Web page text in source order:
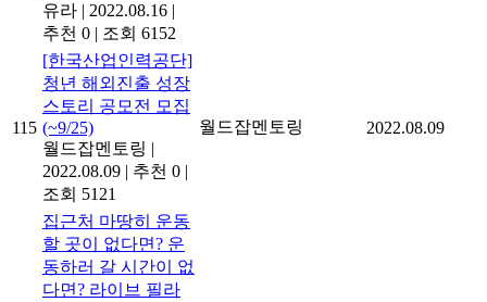
유라 | 2022.08.16 |
추천 0 | 조회 6152
115
[한국산업인력공단]
청년 해외진출 성장
스토리 공모전 모집
(~9/25)
월드잡멘토링 |
2022.08.09 | 추천 0 |
조회 5121
월드잡멘토링 2022.08.09
집근처 마땅히 운동
할 곳이 없다면? 운
동하러 갈 시간이 없
다면? 라이브 필라